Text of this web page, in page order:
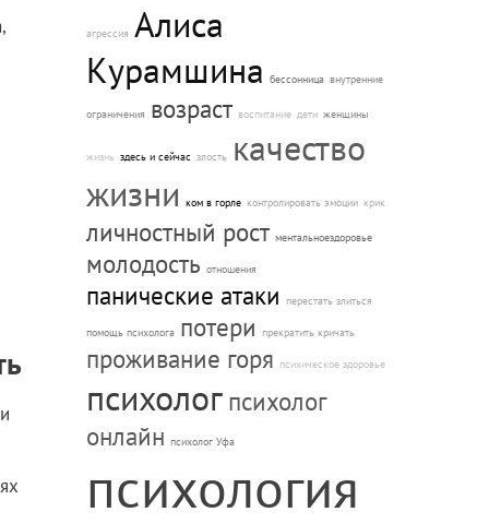
агрессия Алиса
Курамшина бессонница внутренние
ограничения возраст воспитание дети женщины
жизнь здесь и сейчас злость качество
жизни ком в горле контролировать эмоции крик
личностный рост ментальноездоровье
молодость отношения
панические атаки перестать злиться
помощь психолога потери прекратить кричать
проживание горя психическое здоровье
психолог психолог
онлайн психолог Уфа
психология